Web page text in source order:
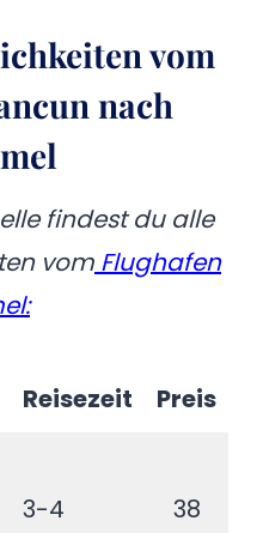
vom
nach
findest du alle
vom Flughafen
Reisezeit
Preis
3-4
38